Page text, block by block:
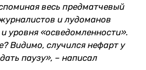
весь предматчевый
и лудоманов
уровня «осведомленности».
Видимо, случился нефарт у
паузу», – написал